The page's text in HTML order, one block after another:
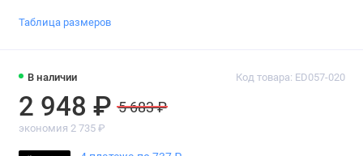
В наличии Код товара: ED057-020
2 948 ₽ 5 683 ₽
экономия 2 735 ₽
Таблица размеров